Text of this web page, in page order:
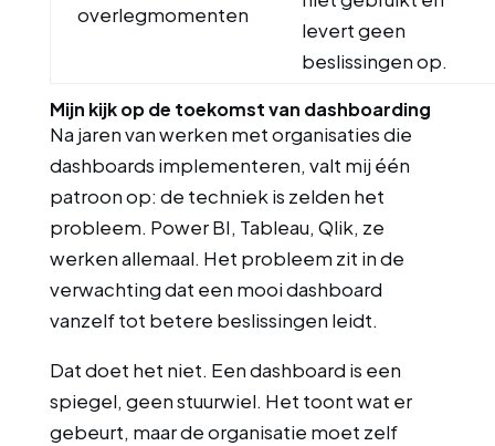
overlegmomenten
levert geen
beslissingen op.
Mijn kijk op de toekomst van dashboarding
Na jaren van werken met organisaties die
dashboards implementeren, valt mij één
patroon op: de techniek is zelden het
probleem. Power BI, Tableau, Qlik, ze
werken allemaal. Het probleem zit in de
verwachting dat een mooi dashboard
vanzelf tot betere beslissingen leidt.
Dat doet het niet. Een dashboard is een
spiegel, geen stuurwiel. Het toont wat er
gebeurt, maar de organisatie moet zelf